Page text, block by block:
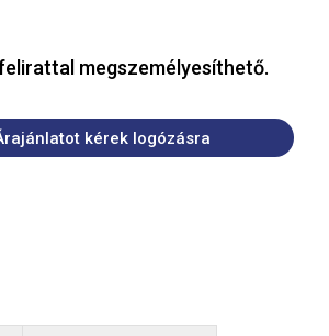
megszemélyesíthető.
kérek logózásra